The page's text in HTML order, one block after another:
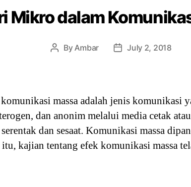
Mikro dalam
Post
ByAmbar
PostJuly 2, 2018
massa adalah jenis komunikasi
dan anonim melalui media cetak
dan sesaat. Komunikasi massa
kajian tentang efek komunikasi massa